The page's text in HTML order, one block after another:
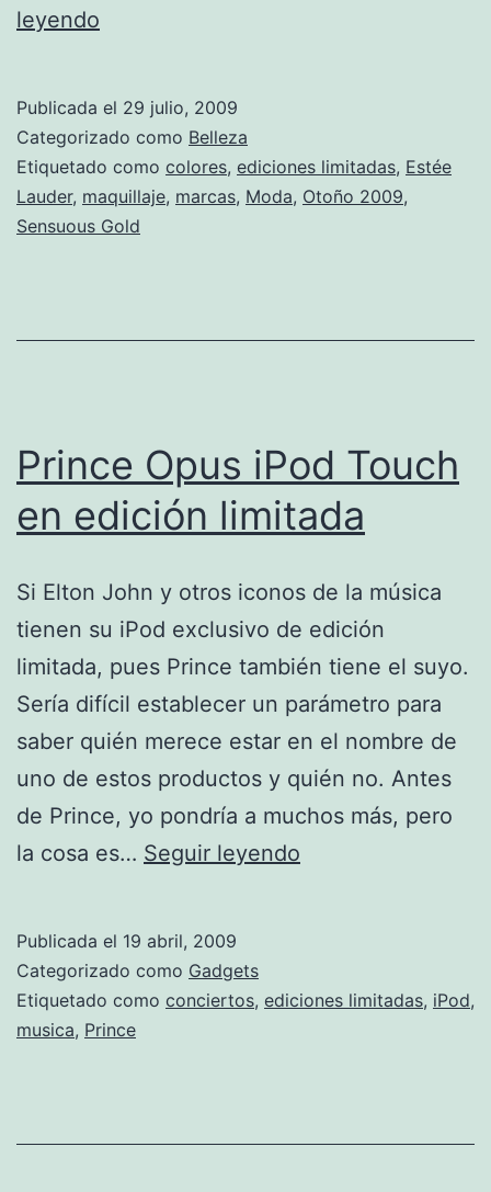
leyendo
2009
de
Estée
Lauder
Publicada el 29 julio, 2009
Categorizado como Belleza
Etiquetado como colores, ediciones limitadas, Estée
Lauder, maquillaje, marcas, Moda, Otoño 2009,
Sensuous Gold
Prince Opus iPod Touch
en edición limitada
Si Elton John y otros iconos de la música
tienen su iPod exclusivo de edición
limitada, pues Prince también tiene el suyo.
Sería difícil establecer un parámetro para
saber quién merece estar en el nombre de
uno de estos productos y quién no. Antes
de Prince, yo pondría a muchos más, pero
la cosa es… Seguir leyendo
en
Publicada el 19 abril, 2009
Categorizado como Gadgets
Etiquetado como conciertos, ediciones limitadas, iPod,
musica, Prince